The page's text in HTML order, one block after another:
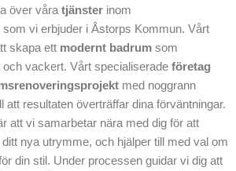
oss.
emot
dig
hela
start
skapa
i ditt
till din
över våra tjänster inom
som vi erbjuder i Åstorps Kommun. Vårt
skapa ett modernt badrum som
vackert. Vårt specialiserade företag
med noggrann
att resultaten överträffar dina förväntningar.
att vi samarbetar nära med dig för att
ditt nya utrymme, och hjälper till med val om
din stil. Under processen guidar vi dig att